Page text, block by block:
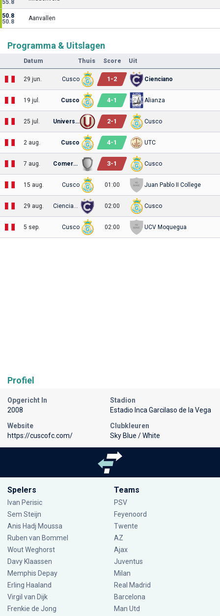
55.8
50.8
50.8
Aanvallen
Programma & Uitslagen
Datum Thuis Score Uit
29 jun. Cusco 1 -2 Cienciano
19 jul. Cusco 4-1 Alianza
25 jul. Universitario 2-1 Cusco
2 aug. Cusco 4-1 UTC
7 aug. Comerciantes 3-1 Cusco
15 aug. Cusco 01:00 Juan Pablo II College
29 aug. Cienciano 02:00 Cusco
5 sep. Cusco 02:00 UCV Moquegua
Profiel
Opgericht In
2008
Stadion
Estadio Inca Garcilaso de la Vega
Website
https://cuscofc.com/
Clubkleuren
Sky Blue / White
Spelers
Ivan Perisic
Sem Steijn
Anis Hadj Moussa
Ruben van Bommel
Wout Weghorst
Davy Klaassen
Memphis Depay
Erling Haaland
Virgil van Dijk
Frenkie de Jong
Teams
PSV
Feyenoord
Twente
AZ
Ajax
Juventus
Milan
Real Madrid
Barcelona
Man Utd